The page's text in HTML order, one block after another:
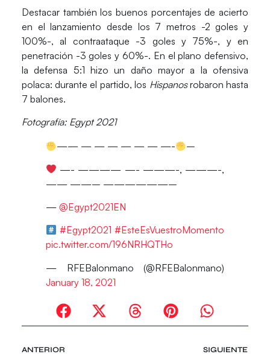
Destacar también los buenos porcentajes de acierto
en el lanzamiento desde los 7 metros -2 goles y
100%-, al contraataque -3 goles y 75%-, y en
penetración -3 goles y 60%-. En el plano defensivo,
la defensa 5:1 hizo un daño mayor a la ofensiva
polaca: durante el partido, los Hispanosrobaron hasta
7 balones.
Fotografía: Egypt 2021
—— — — — — — — —-
–
—- ———— —- ———-, ———-,
—— ——– ——————–
— @Egypt2021EN
#Egypt2021 #EsteEsVuestroMomento
pic.twitter.com/196NRHQTHo
— RFEBalonmano (@RFEBalonmano)
January 18, 2021
ANTERIOR SIGUIENTE